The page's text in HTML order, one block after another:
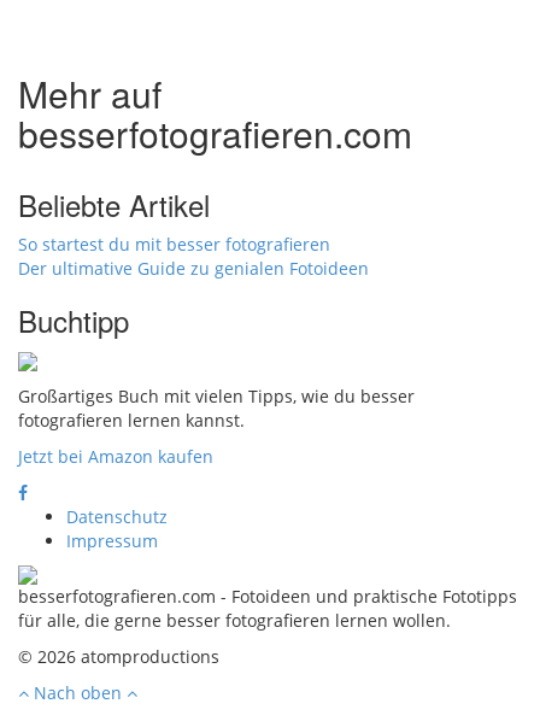
Mehr auf
besserfotografieren.com
Beliebte Artikel
So startest du mit besser fotografieren
Der ultimative Guide zu genialen Fotoideen
Buchtipp
Großartiges Buch mit vielen Tipps, wie du besser
fotografieren lernen kannst.
Jetzt bei Amazon kaufen
Datenschutz
Impressum
besserfotografieren.com - Fotoideen und praktische Fototipps
für alle, die gerne besser fotografieren lernen wollen.
© 2026 atomproductions
Nach oben